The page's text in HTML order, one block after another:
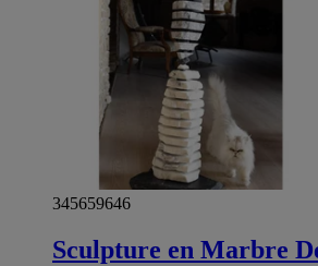
345659646
Sculpture en Marbre